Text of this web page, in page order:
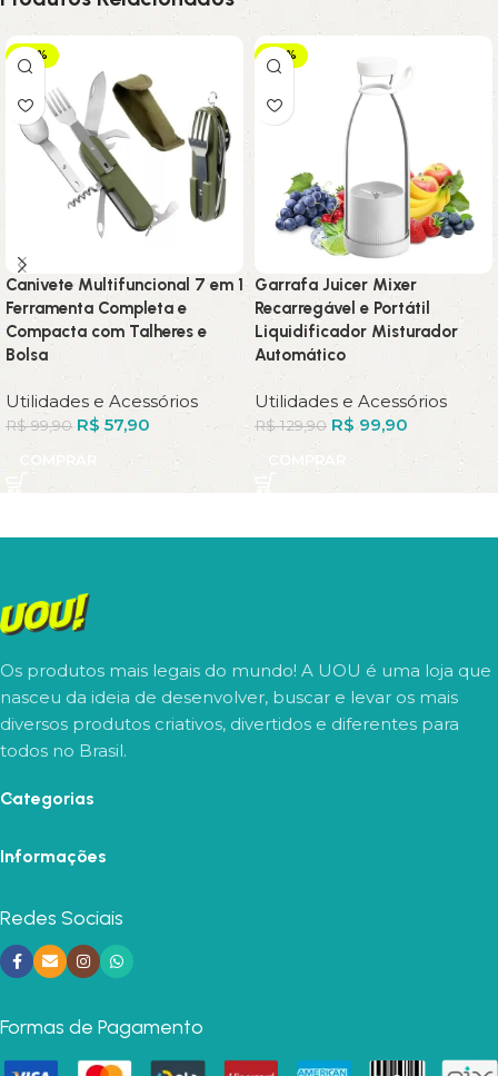
-42%
Canivete Multifuncional 7 em 1
Ferramenta Completa e
Compacta com Talheres e
Bolsa
Utilidades e Acessórios
R$99,90 R$ 57,90
COMPRAR
-23%
Garrafa Juicer Mixer
Recarregável e Portátil
Liquidificador Misturador
Automático
Utilidades e Acessórios
R$129,90 R$ 99,90
COMPRAR
Os produtos mais legais do mundo! A UOU é uma loja que
nasceu da ideia de desenvolver, buscar e levar os mais
diversos produtos criativos, divertidos e diferentes para
todos no Brasil.
Categorias
Informações
Redes Sociais
Formas de Pagamento